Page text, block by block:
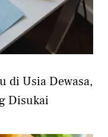
di Usia Dewasa,
Disukai